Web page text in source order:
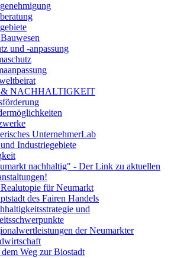
und -anpassung
NACHHALTIGKEIT
UnternehmerLab
Industriegebiete
nachhaltig" - Der Link zu aktuellen
für Neumarkt
des Fairen Handels
und
der Neumarkter
Weg zur Biostadt